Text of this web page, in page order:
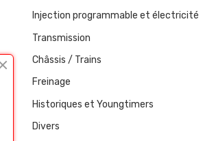
Injection programmable et électricité
Transmission
Châssis / Trains
Freinage
Historiques et Youngtimers
Divers